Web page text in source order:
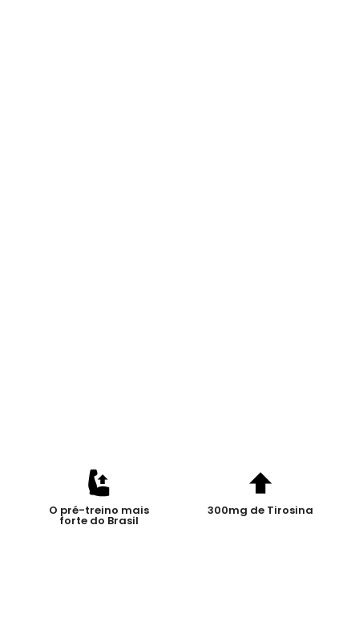
O pré-treino mais
forte do Brasil
300mg de Tirosina